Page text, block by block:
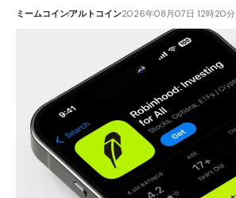
ミームコインアルトコイン2026年08月07日 12時20分